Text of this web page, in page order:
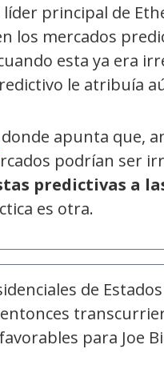
principal de
los mercados
esta ya era
le atribuía
donde apunta que,
podrían ser
predictivas a
es otra.
de
para Joe